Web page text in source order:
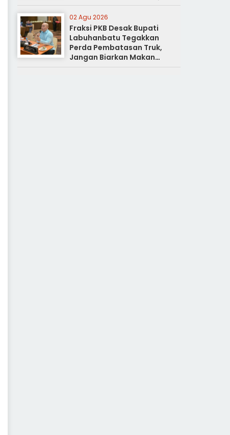
02 Agu 2026
Fraksi PKB Desak Bupati
Labuhanbatu Tegakkan
Perda Pembatasan Truk,
Jangan Biarkan Makan
Korban